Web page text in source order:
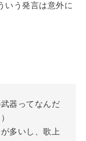
いう発言は意外に
器ってなんだ
多いし、歌上